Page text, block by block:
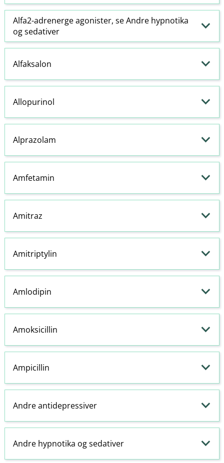
Alfa2-adrenergeagonister, se Andre hypnotika
ogsedativer
Alfaksalon
Allopurinol
Alprazolam
Amfetamin
Amitraz
Amitriptylin
Amlodipin
Amoksicillin
Ampicillin
Andre antidepressiver
Andre hypnotika ogsedativer